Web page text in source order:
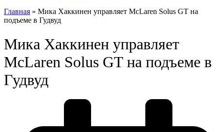
Главная » Мика Хаккинен управляет McLaren Solus GT на
подъеме в Гудвуд
Мика Хаккинен управляет
McLaren Solus GT на подъеме в
Гудвуд